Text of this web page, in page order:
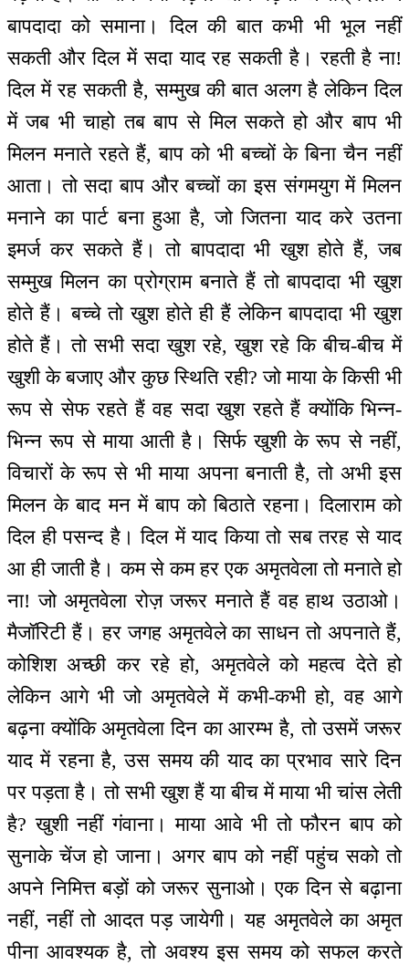
बापदादा को समाना। दिल की बात कभी भी भूल नहीं
सकती और दिल में सदा याद रह सकती है। रहती है ना!
दिल में रह सकती है, सम्मुख की बात अलग है लेकिन दिल
में जब भी चाहो तब बाप से मिल सकते हो और बाप भी
मिलन मनाते रहते हैं, बाप को भी बच्चों के बिना चैन नहीं
आता। तो सदा बाप और बच्चों का इस संगमयुग में मिलन
मनाने का पार्ट बना हुआ है, जो जितना याद करे उतना
इमर्ज कर सकते हैं। तो बापदादा भी खुश होते हैं, जब
सम्मुख मिलन का प्रोग्राम बनाते हैं तो बापदादा भी खुश
होते हैं। बच्चे तो खुश होते ही हैं लेकिन बापदादा भी खुश
होते हैं। तो सभी सदा खुश रहे, खुश रहे कि बीच-बीच में
खुशी के बजाए और कुछ स्थिति रही? जो माया के किसी भी
रूप से सेफ रहते हैं वह सदा खुश रहते हैं क्योंकि भिन्न-
भिन्न रूप से माया आती है। सिर्फ खुशी के रूप से नहीं,
विचारों के रूप से भी माया अपना बनाती है, तो अभी इस
मिलन के बाद मन में बाप को बिठाते रहना। दिलाराम को
दिल ही पसन्द है। दिल में याद किया तो सब तरह से याद
आ ही जाती है। कम से कम हर एक अमृतवेला तो मनाते हो
ना! जो अमृतवेला रोज़ जरूर मनाते हैं वह हाथ उठाओ।
मैजॉरिटी हैं। हर जगह अमृतवेले का साधन तो अपनाते हैं,
कोशिश अच्छी कर रहे हो, अमृतवेले को महत्व देते हो
लेकिन आगे भी जो अमृतवेले में कभी-कभी हो, वह आगे
बढ़ना क्योंकि अमृतवेला दिन का आरम्भ है, तो उसमें जरूर
याद में रहना है, उस समय की याद का प्रभाव सारे दिन
पर पड़ता है। तो सभी खुश हैं या बीच में माया भी चांस लेती
है? खुशी नहीं गंवाना। माया आवे भी तो फौरन बाप को
सुनाके चेंज हो जाना। अगर बाप को नहीं पहुंच सको तो
अपने निमित्त बड़ों को जरूर सुनाओ। एक दिन से बढ़ाना
नहीं, नहीं तो आदत पड़ जायेगी। यह अमृतवेले का अमृत
पीना आवश्यक है, तो अवश्य इस समय को सफल करते